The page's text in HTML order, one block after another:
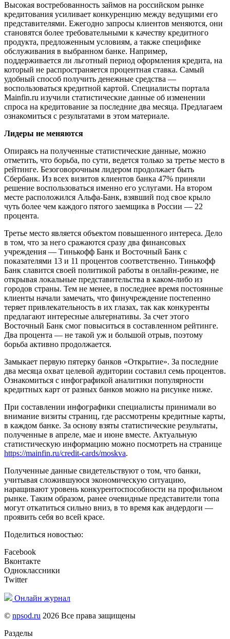
Высокая востребованность займов на российском рынке
кредитования усиливает конкуренцию между ведущими его
представителями. Ежегодно запросы клиентов меняются, они
становятся более требовательными к качеству кредитного
продукта, предложенным условиям, а также специфике
обслуживания в выбранном банке. Например,
поддерживается ли льготный период оформления кредита, на
который не распространяется процентная ставка. Самый
удобный способ получить денежные средства —
воспользоваться кредитной картой. Специалисты портала
Mainfin.ru изучили статистические данные об изменении
спроса на кредитование за последние два месяца. Предлагаем
ознакомиться с результатами в этом материале.
Лидеры не меняются
Опираясь на полученные статистические данные, можно
отметить, что борьба, по сути, ведется только за третье место в
рейтинге. Безоговорочным лидером продолжает быть
Сбербанк. Из всех визитов клиентов банка 47% приняли
решение воспользоваться именно его услугами. На втором
месте расположился Альфа-Банк, взявший под свое крыло
чуть более чем каждого пятого заемщика в России — 22
процента.
Третье место является объектом повышенного интереса. Дело
в том, что за него сражаются сразу два финансовых
учреждения — Тинькофф Банк и Восточный Банк с
показателями 13 и 11 процентов соответственно. Тинькофф
Банк славится своей политикой работы в онлайн-режиме, не
открывая локальные представительства в каком-либо из
городов страны. Тем не менее, в последнее время постоянные
клиенты начали замечать, что финучреждение постепенно
теряет привлекательность в их глазах, так как конкуренты
предлагают интересные альтернативы. За счет этого
Восточный Банк смог повыситься в составленном рейтинге.
Два процента — не такой уж и большой отрыв, поэтому
борьба активно продолжается.
Замыкает первую пятерку банков «Открытие». За последние
два месяца охват целевой аудитории составил семь процентов.
Ознакомиться с инфографикой аналитики популярности
кредитных карт от разных банков можно на рисунке ниже.
При составлении инфографики специалисты принимали во
внимание визиты страниц, где рассмотрены кредитные карты,
в каждом банке. За основу взяты статистические результаты,
полученные в апреле, мае и июне вместе. Актуальную
статистическую информацию можно посмотреть на странице
https://mainfin.ru/credit-cards/moskva.
Полученные данные свидетельствуют о том, что банки,
учитывая сложившуюся экономическую ситуацию,
наращивают уровень конкурентоспособности на профильном
рынке. Таким образом, ранее очевидные представители топа
могут откатиться сильно вниз, в то время как андердоги —
проявить себя во всей красе.
Поделиться новостью:
Facebook
Вконтакте
Одноклассники
Twitter
Онлайн журнал
© npsod.ru 2026 Все права защищены
Разделы